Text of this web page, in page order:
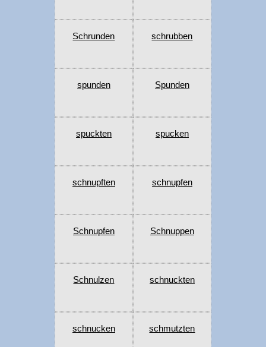
Schrunden schrubben
spunden Spunden
spuckten spucken
schnupften schnupfen
Schnupfen Schnuppen
Schnulzen schnuckten
schnucken schmutzten